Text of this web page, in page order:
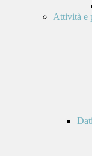
Attività e